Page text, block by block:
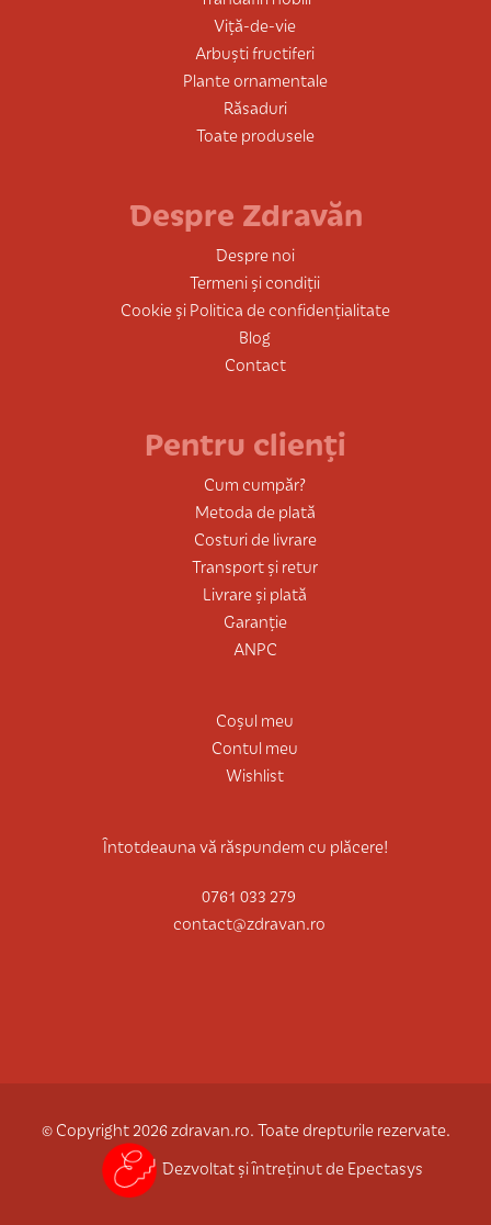
Viță-de-vie
Arbuști fructiferi
Plante ornamentale
Răsaduri
Toate produsele
Despre Zdravăn
Despre noi
Termeni și condiții
Cookie și Politica de confidențialitate
Blog
Contact
Pentru clienți
Cum cumpăr?
Metoda de plată
Costuri de livrare
Transport și retur
Livrare și plată
Garanție
ANPC
Coșul meu
Contul meu
Wishlist
Întotdeauna vă răspundem cu plăcere!
0761 033 279
contact@zdravan.ro
© Copyright 2026 zdravan.ro. Toate drepturile rezervate.
Dezvoltat și întreținut de Epectasys